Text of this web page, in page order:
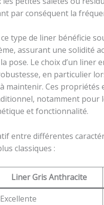
par conséquent la
type de liner bénéficie
assurant une solidité
pose. Le choix d’un liner
en particulier
maintenir. Ces
notamment pour
et fonctionnalité.
entre différentes
classiques :
Liner Gris Anthracite
Excellente